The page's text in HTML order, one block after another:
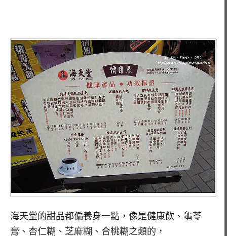
海天堂的甜品都偏養身一點，像是健康飲、龜苓
膏、杏仁糊、芝麻糊、合桃糊之類的，